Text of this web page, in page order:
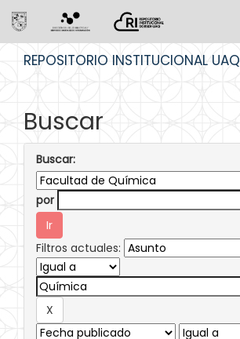
REPOSITORIO INSTITUCIONAL UAQ
Buscar
Buscar:
por
Filtros actuales: